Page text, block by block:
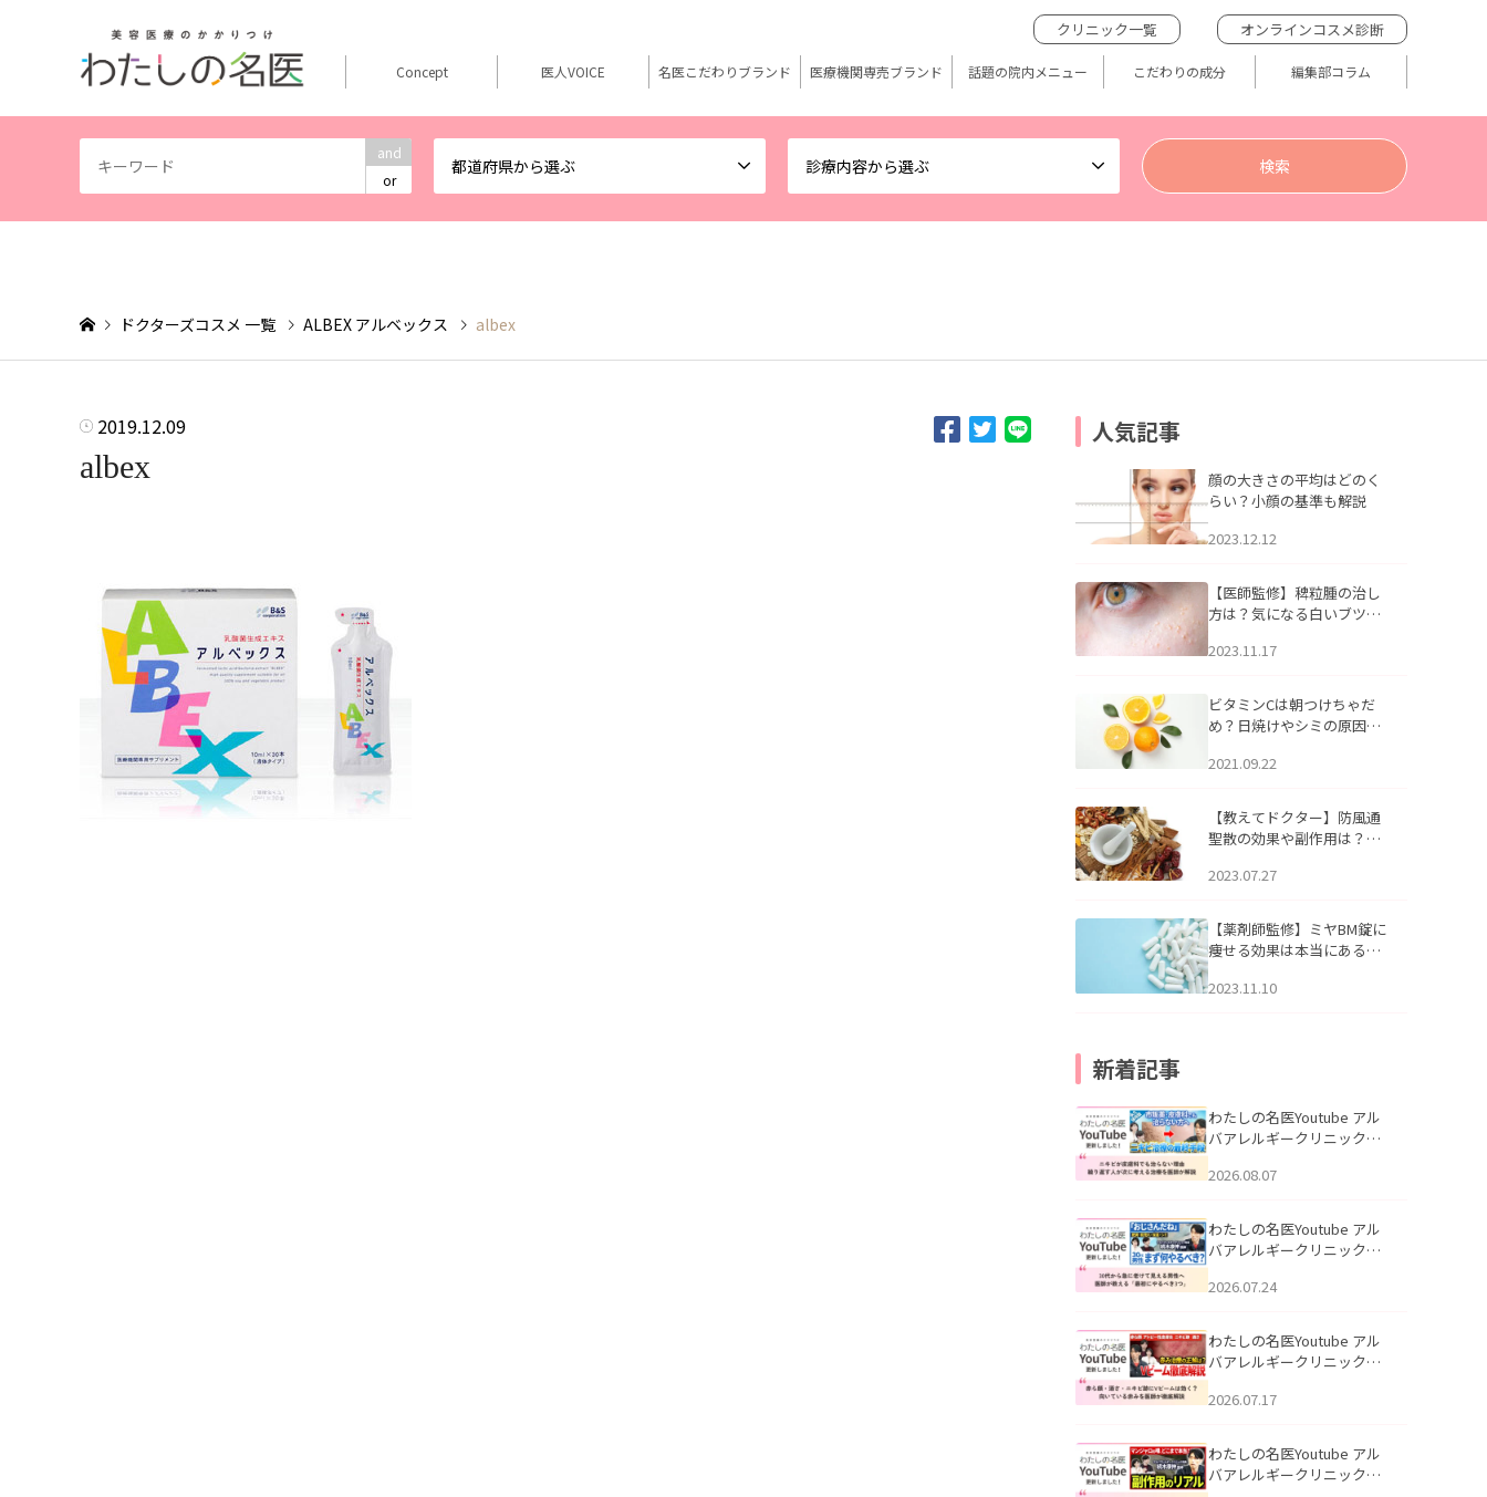
and
or
都道府県から選ぶ 診療内容から選ぶ
クリニック一覧 オンラインコスメ診断
Concept 医人VOICE 名医こだわりブランド 医療機関専売ブランド 話題の院内メニュー こだわりの成分 編集部コラム
ドクターズコスメ 一覧 ALBEX アルベックス albex
2019.12.09
albex
人気記事
顔の大きさの平均はどのく
らい？小顔の基準も解説
2023.12.12
【医師監修】稗粒腫の治し
方は？気になる白いブツブ
アについて
2023.11.17
ビタミンCは朝つけちゃだ
め？日焼けやシミの原因に
2021.09.22
【教えてドクター】防風通
聖散の効果や副作用は？長
2023.07.27
【薬剤師監修】ミヤBM錠に
痩せる効果は本当にある
2023.11.10
新着記事
わたしの名医Youtube アル
バアレルギークリニック札
らない理由｜繰り返す人が
説」を公開いたしました。
2026.08.07
わたしの名医Youtube アル
バアレルギークリニック札
える男性へ｜医師が教える
公開いたしました。
2026.07.24
わたしの名医Youtube アル
バアレルギークリニック札
跡にVビームは効く？向いて
説」を公開いたしました。
2026.07.17
わたしの名医Youtube アル
バアレルギークリニック札